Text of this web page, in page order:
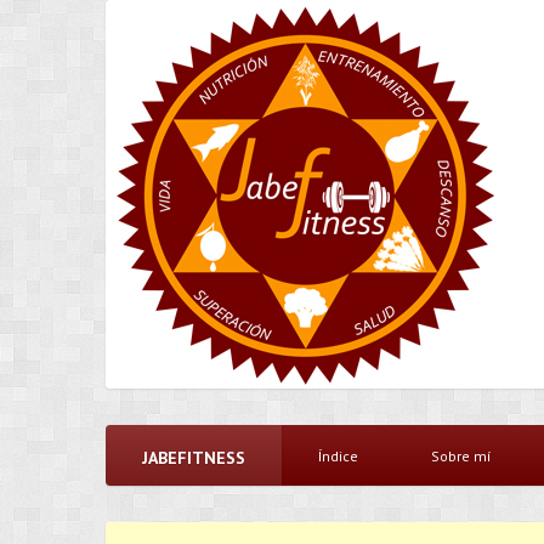
JABEFITNESS Índice Sobre mí